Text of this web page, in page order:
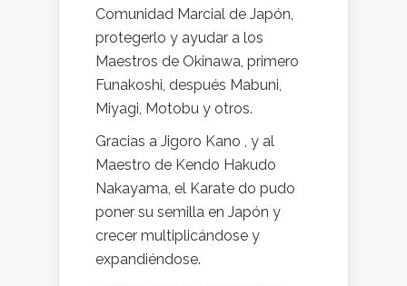
Comunidad Marcial de Japón,
protegerlo y ayudar a los
Maestros de Okinawa, primero
Funakoshi, después Mabuni,
Miyagi, Motobu y otros.
Gracias a Jigoro Kano , y al
Maestro de Kendo Hakudo
Nakayama, el Karate do pudo
poner su semilla en Japón y
crecer multiplicándose y
expandiéndose.